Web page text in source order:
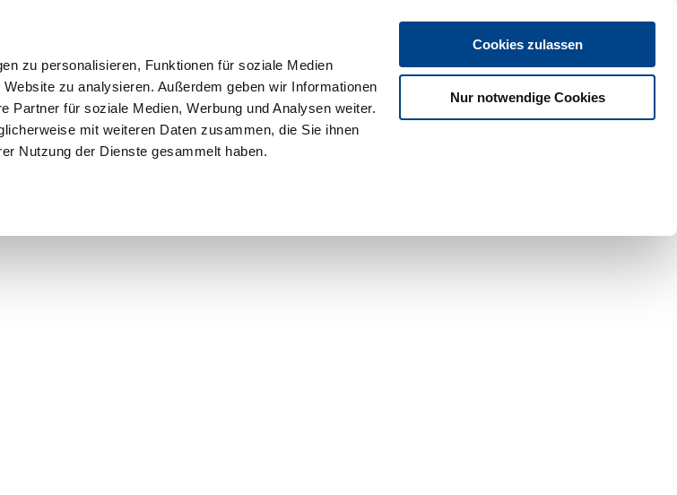
zu personalisieren, Funktionen für soziale Medien
zu analysieren. Außerdem geben wir Informationen
Partner für soziale Medien, Werbung und Analysen weiter.
mit weiteren Daten zusammen, die Sie ihnen
Nutzung der Dienste gesammelt haben.
Cookies zulassen
Nur notwendige Cookies